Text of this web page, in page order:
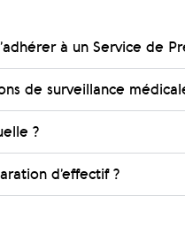
à un Service de
de surveillance
?
d’effectif ?